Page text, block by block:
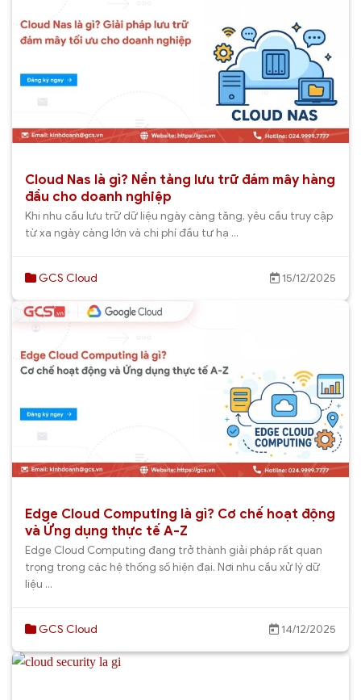
Cloud Nas là gì? Nền tảng lưu trữ đám mây hàng
đầu cho doanh nghiệp
Khi nhu cầu lưu trữ dữ liệu ngày càng tăng, yêu cầu truy cập
từ xa ngày càng lớn và chi phí đầu tư hạ ...
GCS Cloud 15/12/2025
Edge Cloud Computing là gì? Cơ chế hoạt động
và Ứng dụng thực tế A-Z
Edge Cloud Computing đang trở thành giải pháp rất quan
trọng trong các hệ thống số hiện đại. Nơi nhu cầu xử lý dữ
liệu ...
GCS Cloud 14/12/2025